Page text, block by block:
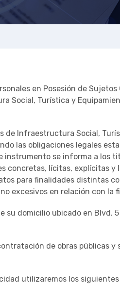
en Posesión de
Social, Turística y
Infraestructura Social,
las obligaciones legales
se informa a los
concretas, lícitas, explícitas
para finalidades distintas
excesivos en relación con la
domicilio ubicado en Blvd.
de obras públicas
utilizaremos los